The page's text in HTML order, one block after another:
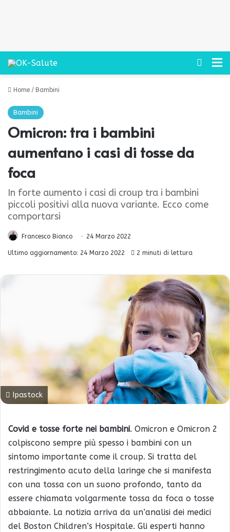
Cerca
Home / Bambini
Bambini
Omicron: tra i bambini
aumentano i casi di tosse da
foca
In forte aumento i casi di croup tra i bambini
piccoli positivi alla nuova variante. Ecco come
comportarsi
Francesco Bianco 24 Marzo 2022
Ultimo aggiornamento: 24 Marzo 2022 2 minuti di lettura
Ipastock
Covid e tosse forte nei bambini. Omicron e Omicron 2
colpiscono sempre più spesso i bambini con un
sintomo importante come il croup. Si tratta del
restringimento acuto della laringe che si manifesta
con una tossa con un suono profondo, tanto da
essere chiamata volgarmente tossa da foca o tosse
abbaiante. La notizia arriva da un’analisi dei medici
del Boston Children’s Hospitale. Gli esperti hanno